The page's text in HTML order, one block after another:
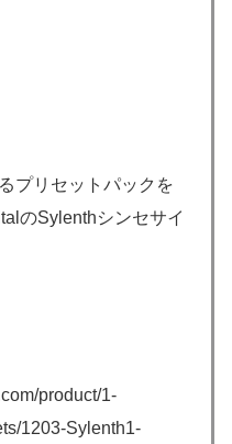
プリセットパックを
のSylenthシンセサイ
product/1-
1203-Sylenth1-